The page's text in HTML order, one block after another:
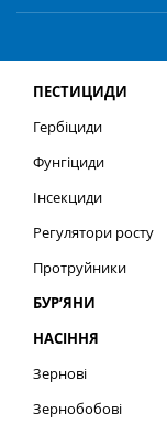
ПЕСТИЦИДИ
Гербіциди
Фунгіциди
Інсекциди
Регулятори росту
Протруйники
БУР’ЯНИ
НАСІННЯ
Зернові
Зернобобові